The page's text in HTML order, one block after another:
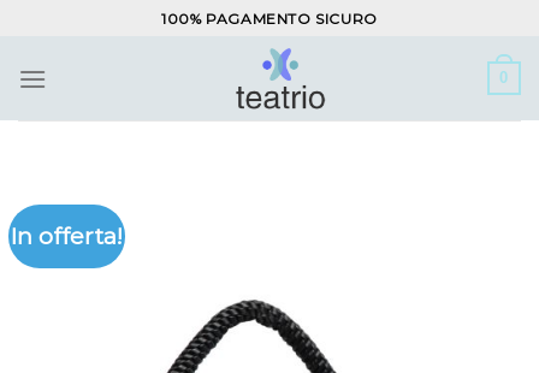
contenuti
100% PAGAMENTO SICURO
0
In offerta!